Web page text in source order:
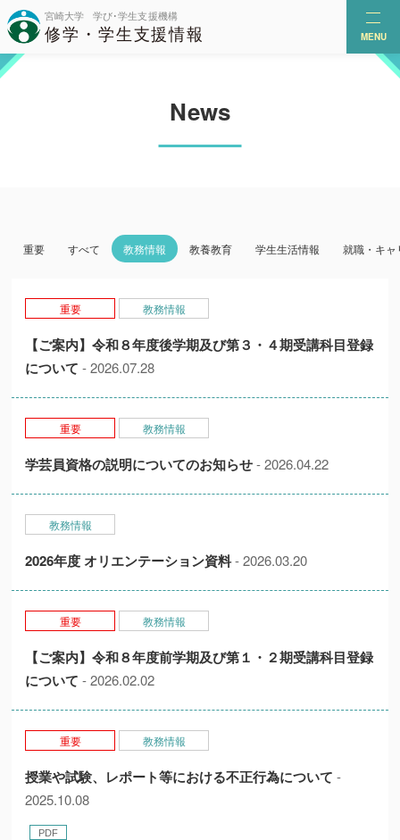
MENU
News
重要 すべて 教務情報 教養教育 学生生活情報 就職・キャ
重要 教務情報
【ご案内】令和８年度後学期及び第３・４期受講科目登録
について - 2026.07.28
重要 教務情報
学芸員資格の説明についてのお知らせ- 2026.04.22
教務情報
2026年度 オリエンテーション資料- 2026.03.20
重要 教務情報
【ご案内】令和８年度前学期及び第１・２期受講科目登録
について - 2026.02.02
重要 教務情報
授業や試験、レポート等における不正行為について -
2025.10.08